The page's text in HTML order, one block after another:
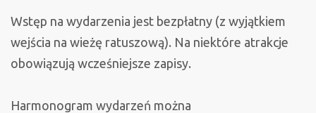
Wstęp na wydarzenia jest bezpłatny (z wyjątkiem
wejścia na wieżę ratuszową). Na niektóre atrakcje
obowiązują wcześniejsze zapisy.
Harmonogram wydarzeń można